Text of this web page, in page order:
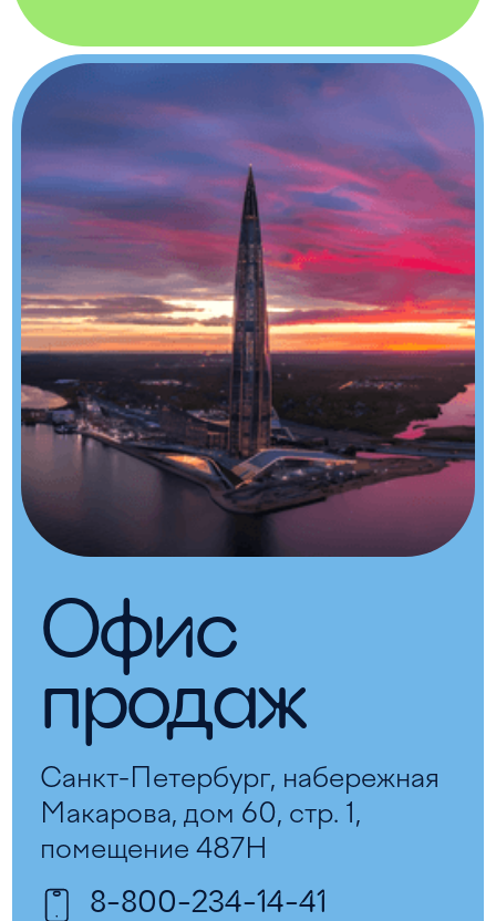
Офис
продаж
Санкт-Петербург, набережная
Макарова, дом 60, стр. 1,
помещение 487Н
8-800-234-14-41